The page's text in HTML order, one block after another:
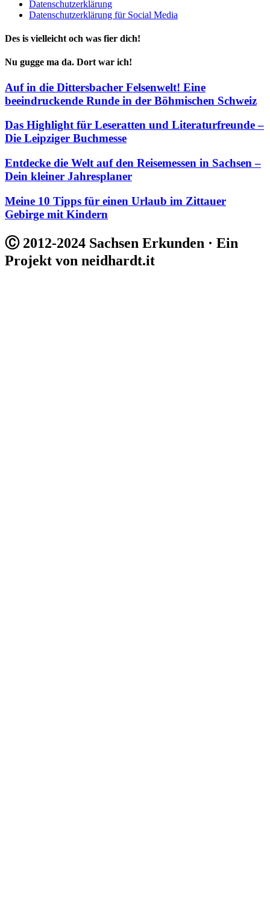
Datenschutzerklärung
Datenschutzerklärung für Social Media
Des is vielleicht och was fier dich!
Nu gugge ma da. Dort war ich!
Auf in die Dittersbacher Felsenwelt! Eine
beeindruckende Runde in der Böhmischen Schweiz
Das Highlight für Leseratten und Literaturfreunde –
Die Leipziger Buchmesse
Entdecke die Welt auf den Reisemessen in Sachsen –
Dein kleiner Jahresplaner
Meine 10 Tipps für einen Urlaub im Zittauer
Gebirge mit Kindern
Ⓒ 2012-2024 Sachsen Erkunden · Ein
Projekt von neidhardt.it